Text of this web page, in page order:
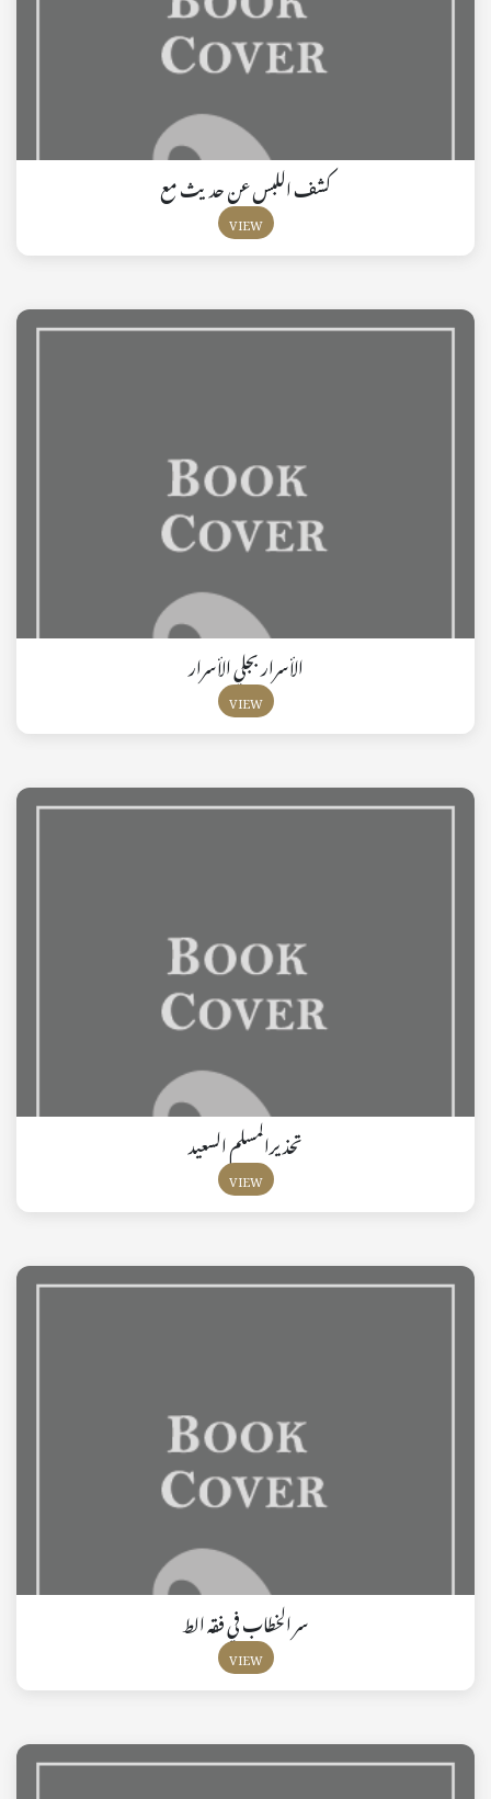
كشف اللبس عن حديث مع
VIEW
الأسرار بجلي الأسرار
VIEW
تحذيرالمسلم السعيد
VIEW
سر الخطاب في فقه الط
VIEW